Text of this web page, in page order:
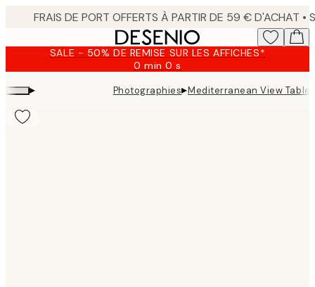
content.SALE - 50% DE REMISE SUR LES AFFICHES*
0 min0 s
Valable
jusqu'au
:
▸ Photographies▸Mediterranean View